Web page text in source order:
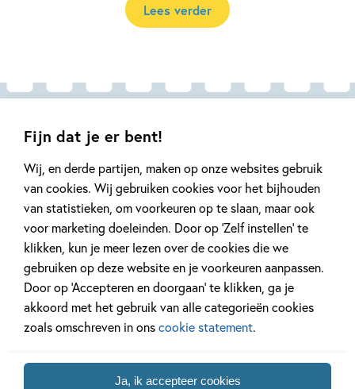
Fijn dat je er bent!
Wij, en derde partijen, maken op onze websites gebruik
van cookies. Wij gebruiken cookies voor het bijhouden
van statistieken, om voorkeuren op te slaan, maar ook
voor marketing doeleinden. Door op ‘Zelf instellen’ te
klikken, kun je meer lezen over de cookies die we
gebruiken op deze website en je voorkeuren aanpassen.
Door op ‘Accepteren en doorgaan’ te klikken, ga je
akkoord met het gebruik van alle categorieën cookies
zoals omschreven in onscookie statement.
Ja, ik accepteer cookies
Lees verder
Andere boeken uit de serie 'Het
geheim van'
14,99 14,99
Hardcover
14,99